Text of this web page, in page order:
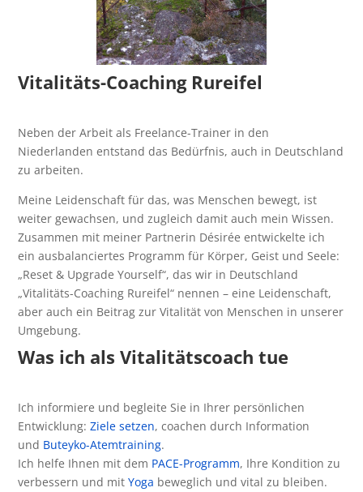
Vitalitäts-Coaching Rureifel
Neben der Arbeit als Freelance-Trainer in den
Niederlanden entstand das Bedürfnis, auch in Deutschland
zu arbeiten.
Meine Leidenschaft für das, was Menschen bewegt, ist
weiter gewachsen, und zugleich damit auch mein Wissen.
Zusammen mit meiner Partnerin Désirée entwickelte ich
ein ausbalanciertes Programm für Körper, Geist und Seele:
„Reset & Upgrade Yourself“, das wir in Deutschland
„Vitalitäts-Coaching Rureifel“ nennen – eine Leidenschaft,
aber auch ein Beitrag zur Vitalität von Menschen in unserer
Umgebung.
Was ich als Vitalitätscoach tue
Ich informiere und begleite Sie in Ihrer persönlichen
Entwicklung:Ziele setzen, coachen durch Information
und Buteyko-Atemtraining.
Ich helfe Ihnen mit dem PACE-Programm, Ihre Kondition zu
verbessern und mitYoga beweglich und vital zu bleiben.